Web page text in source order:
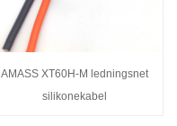
AMASS XT60H-M ledningsnet
silikonekabel